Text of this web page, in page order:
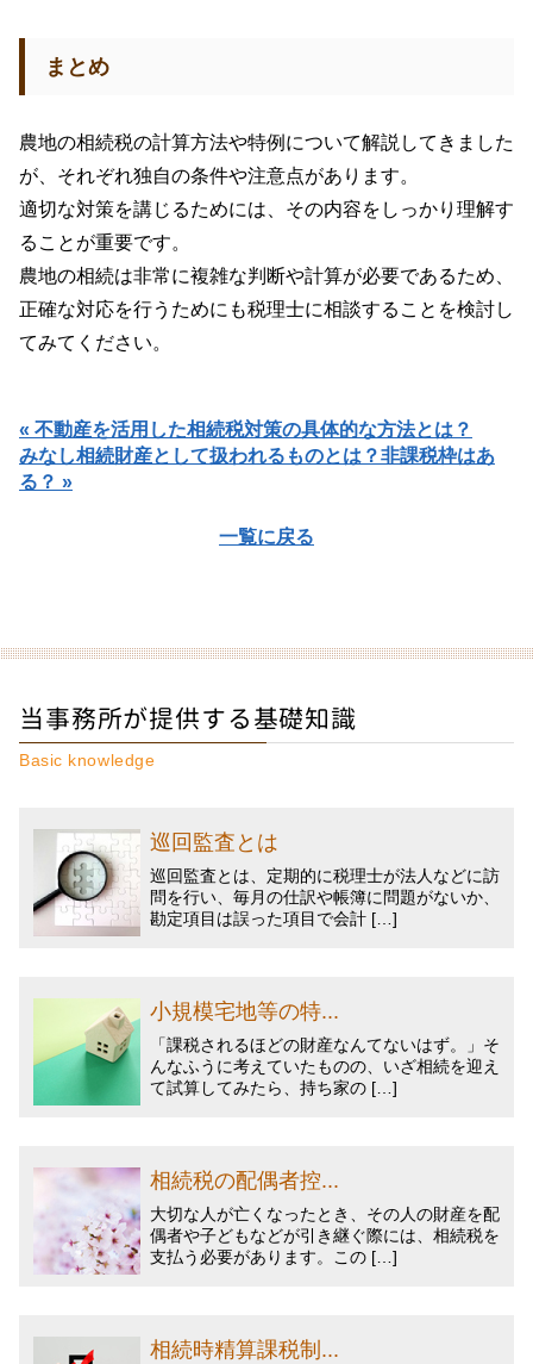
まとめ
農地の相続税の計算方法や特例について解説してきました
が、それぞれ独自の条件や注意点があります。
適切な対策を講じるためには、その内容をしっかり理解す
ることが重要です。
農地の相続は非常に複雑な判断や計算が必要であるため、
正確な対応を行うためにも税理士に相談することを検討し
てみてください。
« 不動産を活用した相続税対策の具体的な方法とは？
みなし相続財産として扱われるものとは？非課税枠はあ
る？ »
一覧に戻る
当事務所が提供する基礎知識
Basic knowledge
巡回監査とは
巡回監査とは、定期的に税理士が法人などに訪
問を行い、毎月の仕訳や帳簿に問題がないか、
勘定項目は誤った項目で会計 […]
小規模宅地等の特...
「課税されるほどの財産なんてないはず。」そ
んなふうに考えていたものの、いざ相続を迎え
て試算してみたら、持ち家の […]
相続税の配偶者控...
大切な人が亡くなったとき、その人の財産を配
偶者や子どもなどが引き継ぐ際には、相続税を
支払う必要があります。この […]
相続時精算課税制...